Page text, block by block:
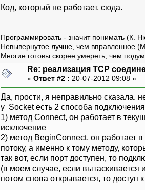
Код, который не работает, сюда.
Программировать - значит понимать (К.
Невывернутое лучше, чем вправленное
Многие готовы скорее умереть, чем
Re: реализация TCP
« Ответ #2 : 20-07-2012 09:08 »
Да, прости, я неправильно сказала.
у Socket есть 2 способа
1) метод Connect, он работает в
исключение
2) метод BeginConnect, он работает
потоку, а именно к тому методу,
так вот, если порт доступен, то
(в моем случае, если вытаскивается
потом снова открывается, то доступ